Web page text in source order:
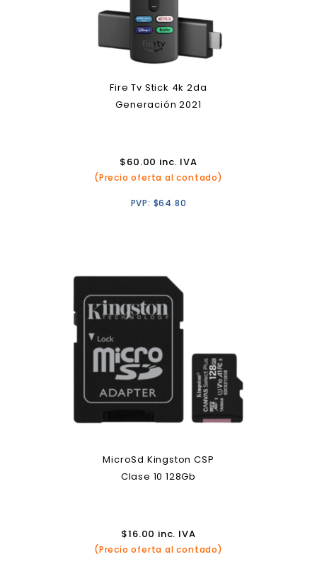
Fire Tv Stick 4k 2da
Generación 2021
$60.00 inc. IVA
(Precio oferta al contado)
PVP: $64.80
MicroSd Kingston CSP
Clase 10 128Gb
$16.00 inc. IVA
(Precio oferta al contado)